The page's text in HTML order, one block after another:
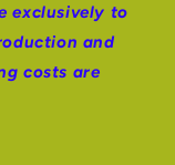
exclusively to
and
costs are